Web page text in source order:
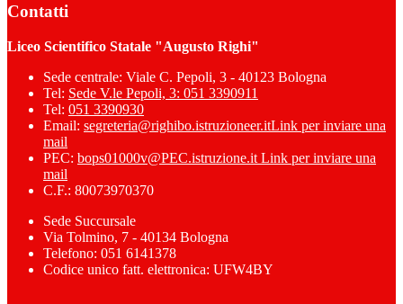
Contatti
Liceo Scientifico Statale "Augusto Righi"
Sede centrale: Viale C. Pepoli, 3 - 40123 Bologna
Tel: Sede V.le Pepoli, 3: 051 3390911
Tel: 051 3390930
Email: segreteria@righibo.istruzioneer.itLink per inviare una
mail
PEC: bops01000v@PEC.istruzione.it Link per inviare una
mail
C.F.: 80073970370
Sede Succursale
Via Tolmino, 7 - 40134 Bologna
Telefono: 051 6141378
Codice unico fatt. elettronica: UFW4BY